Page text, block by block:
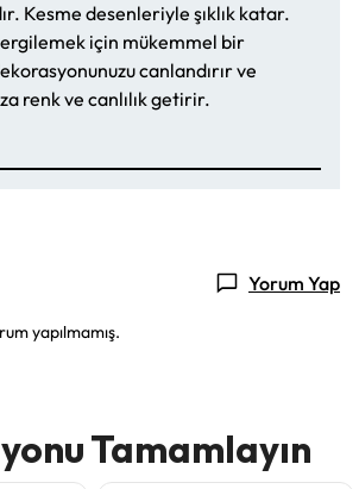
Kesme desenleriyle şıklık katar.
için mükemmel bir
canlandırır ve
renk ve canlılık getirir.
Yorum Yap
yapılmamış.
Tamamlayın